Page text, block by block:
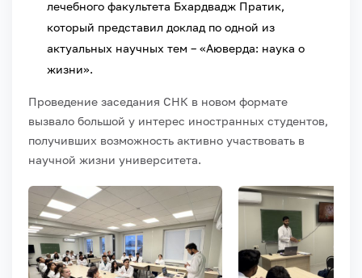
лечебного факультета Бхардвадж Пратик,
который представил доклад по одной из
актуальных научных тем – «Аюверда: наука о
жизни».
Проведение заседания СНК в новом формате
вызвало большой у интерес иностранных студентов,
получивших возможность активно участвовать в
научной жизни университета.